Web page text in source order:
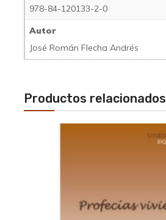
978-84-120133-2-0
Autor
José Román Flecha Andrés
Productos relacionados